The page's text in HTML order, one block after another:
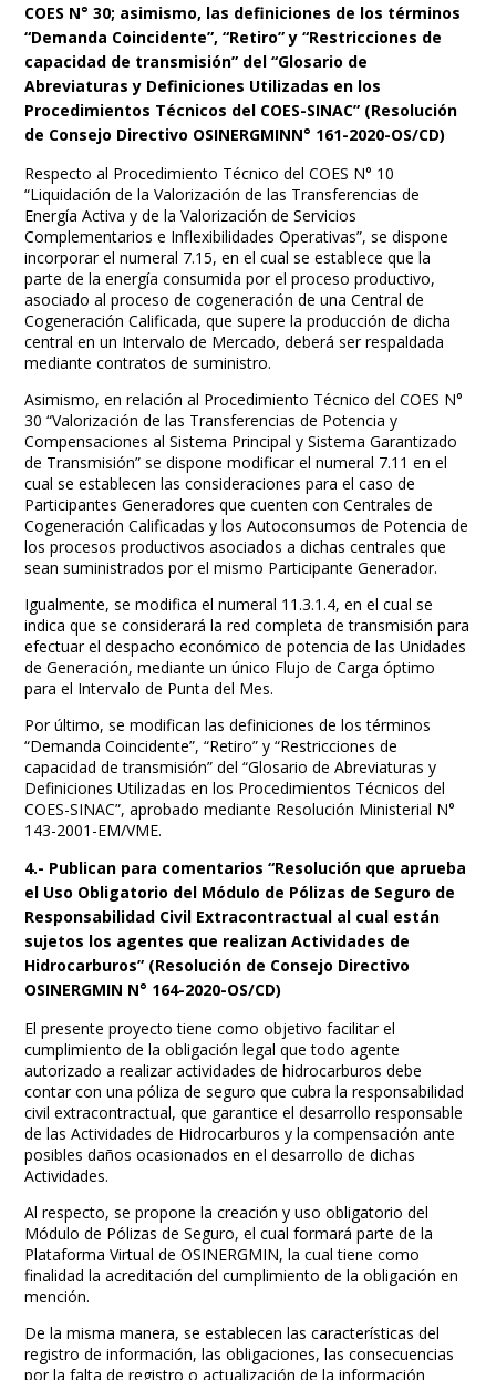
COES N° 30; asimismo, las definiciones de los términos
“Demanda Coincidente”, “Retiro” y “Restricciones de
capacidad de transmisión” del “Glosario de
Abreviaturas y Definiciones Utilizadas en los
Procedimientos Técnicos del COES-SINAC” (Resolución
de Consejo Directivo OSINERGMINN° 161-2020-OS/CD)
Respecto al Procedimiento Técnico del COES N° 10
“Liquidación de la Valorización de las Transferencias de
Energía Activa y de la Valorización de Servicios
Complementarios e Inflexibilidades Operativas”, se dispone
incorporar el numeral 7.15, en el cual se establece que la
parte de la energía consumida por el proceso productivo,
asociado al proceso de cogeneración de una Central de
Cogeneración Calificada, que supere la producción de dicha
central en un Intervalo de Mercado, deberá ser respaldada
mediante contratos de suministro.
Asimismo, en relación al Procedimiento Técnico del COES N°
30 “Valorización de las Transferencias de Potencia y
Compensaciones al Sistema Principal y Sistema Garantizado
de Transmisión” se dispone modificar el numeral 7.11 en el
cual se establecen las consideraciones para el caso de
Participantes Generadores que cuenten con Centrales de
Cogeneración Calificadas y los Autoconsumos de Potencia de
los procesos productivos asociados a dichas centrales que
sean suministrados por el mismo Participante Generador.
Igualmente, se modifica el numeral 11.3.1.4, en el cual se
indica que se considerará la red completa de transmisión para
efectuar el despacho económico de potencia de las Unidades
de Generación, mediante un único Flujo de Carga óptimo
para el Intervalo de Punta del Mes.
Por último, se modifican las definiciones de los términos
“Demanda Coincidente”, “Retiro” y “Restricciones de
capacidad de transmisión” del “Glosario de Abreviaturas y
Definiciones Utilizadas en los Procedimientos Técnicos del
COES-SINAC”, aprobado mediante Resolución Ministerial N°
143-2001-EM/VME.
4.- Publican para comentarios “Resolución que aprueba
el Uso Obligatorio del Módulo de Pólizas de Seguro de
Responsabilidad Civil Extracontractual al cual están
sujetos los agentes que realizan Actividades de
Hidrocarburos” (Resolución de Consejo Directivo
OSINERGMIN N° 164-2020-OS/CD)
El presente proyecto tiene como objetivo facilitar el
cumplimiento de la obligación legal que todo agente
autorizado a realizar actividades de hidrocarburos debe
contar con una póliza de seguro que cubra la responsabilidad
civil extracontractual, que garantice el desarrollo responsable
de las Actividades de Hidrocarburos y la compensación ante
posibles daños ocasionados en el desarrollo de dichas
Actividades.
Al respecto, se propone la creación y uso obligatorio del
Módulo de Pólizas de Seguro, el cual formará parte de la
Plataforma Virtual de OSINERGMIN, la cual tiene como
finalidad la acreditación del cumplimiento de la obligación en
mención.
De la misma manera, se establecen las características del
registro de información, las obligaciones, las consecuencias
por la falta de registro o actualización de la información